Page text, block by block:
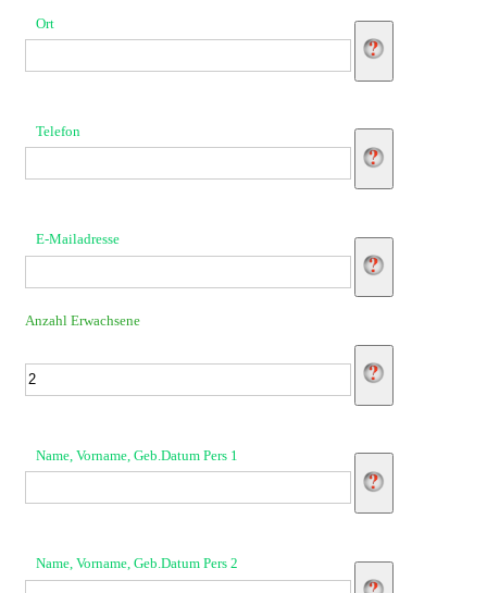
Ort
Telefon
E-Mailadresse
Anzahl Erwachsene
Name, Vorname, Geb.Datum Pers 1
Name, Vorname, Geb.Datum Pers 2